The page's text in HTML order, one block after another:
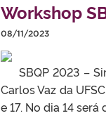
Workshop
08/11/2023
Olá,
SBQP 2023 –
Carlos Vaz da
e 17. No dia 14 será